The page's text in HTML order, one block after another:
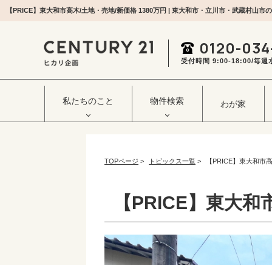
0120-
受付時間 9:00‐18:00/毎週
私たちのこと 物件検索 わが家
TOPページ > トピックス一覧 > 【PRICE】東大和市
【PRICE】東大